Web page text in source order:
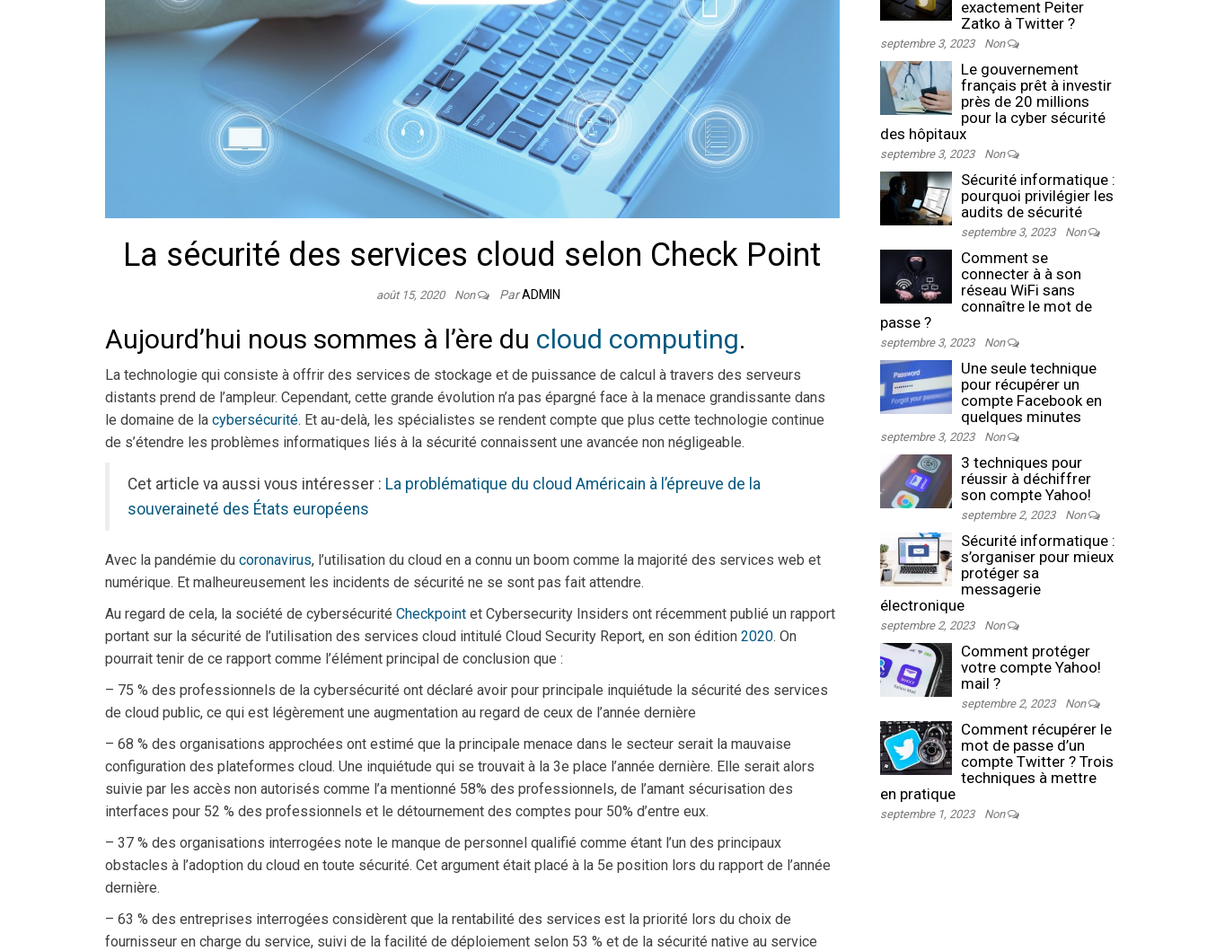
La sécurité des services cloud selon Check Point
août 15, 2020 Non ParADMIN
Aujourd’hui nous sommes à l’ère du cloud computing.
La technologie qui consiste à offrir des services de stockage et de puissance de calcul à travers des serveurs
distants prend de l’ampleur. Cependant, cette grande évolution n’a pas épargné face à la menace grandissante dans
le domaine de la cybersécurité. Et au-delà, les spécialistes se rendent compte que plus cette technologie continue
de s’étendre les problèmes informatiques liés à la sécurité connaissent une avancée non négligeable.
Cet article va aussi vous intéresser : La problématique du cloud Américain à l’épreuve de la
souveraineté des États européens
Avec la pandémie du coronavirus, l’utilisation du cloud en a connu un boom comme la majorité des services web et
numérique. Et malheureusement les incidents de sécurité ne se sont pas fait attendre.
Au regard de cela, la société de cybersécurité Checkpoint et Cybersecurity Insiders ont récemment publié un rapport
portant sur la sécurité de l’utilisation des services cloud intitulé Cloud Security Report, en son édition 2020. On
pourrait tenir de ce rapport comme l’élément principal de conclusion que :
– 75 % des professionnels de la cybersécurité ont déclaré avoir pour principale inquiétude la sécurité des services
de cloud public, ce qui est légèrement une augmentation au regard de ceux de l’année dernière
– 68 % des organisations approchées ont estimé que la principale menace dans le secteur serait la mauvaise
configuration des plateformes cloud. Une inquiétude qui se trouvait à la 3e place l’année dernière. Elle serait alors
suivie par les accès non autorisés comme l’a mentionné 58% des professionnels, de l’amant sécurisation des
interfaces pour 52 % des professionnels et le détournement des comptes pour 50% d’entre eux.
– 37 % des organisations interrogées note le manque de personnel qualifié comme étant l’un des principaux
obstacles à l’adoption du cloud en toute sécurité. Cet argument était placé à la 5e position lors du rapport de l’année
dernière.
– 63 % des entreprises interrogées considèrent que la rentabilité des services est la priorité lors du choix de
fournisseur en charge du service, suivi de la facilité de déploiement selon 53 % et de la sécurité native au service
exactement Peiter
Zatko à Twitter ?
septembre 3, 2023 Non
Le gouvernement
français prêt à investir
près de 20 millions
pour la cyber sécurité
des hôpitaux
septembre 3, 2023 Non
Sécurité informatique :
pourquoi privilégier les
audits de sécurité
septembre 3, 2023 Non
Comment se
connecter à à son
réseau WiFi sans
connaître le mot de
passe ?
septembre 3, 2023 Non
Une seule technique
pour récupérer un
compte Facebook en
quelques minutes
septembre 3, 2023 Non
3 techniques pour
réussir à déchiffrer
son compte Yahoo!
septembre 2, 2023 Non
Sécurité informatique :
s’organiser pour mieux
protéger sa
messagerie
électronique
septembre 2, 2023 Non
Comment protéger
votre compte Yahoo!
mail ?
septembre 2, 2023 Non
Comment récupérer le
mot de passe d’un
compte Twitter ? Trois
techniques à mettre
en pratique
septembre 1, 2023 Non